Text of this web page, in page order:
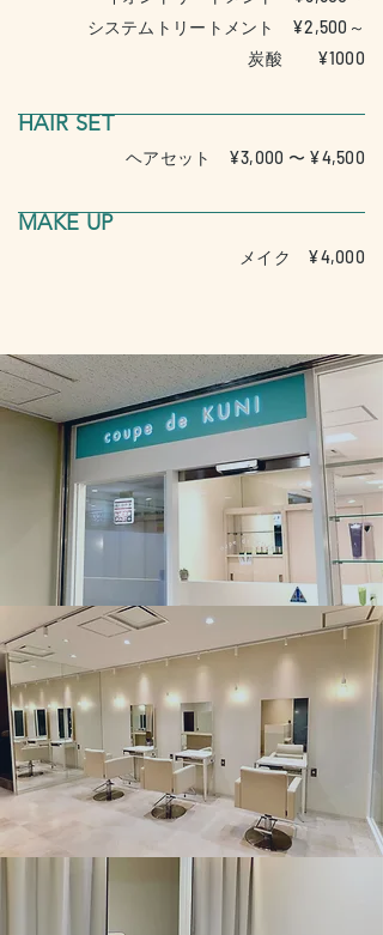
～システムトリートメント
¥2,500
炭酸 ¥1000
HAIR SET
ヘアセット ¥3,000 〜 ¥4,500
MAKE UP
​メイク ¥4,000